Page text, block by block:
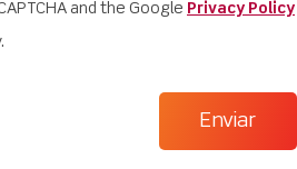
and the Google Privacy Policy